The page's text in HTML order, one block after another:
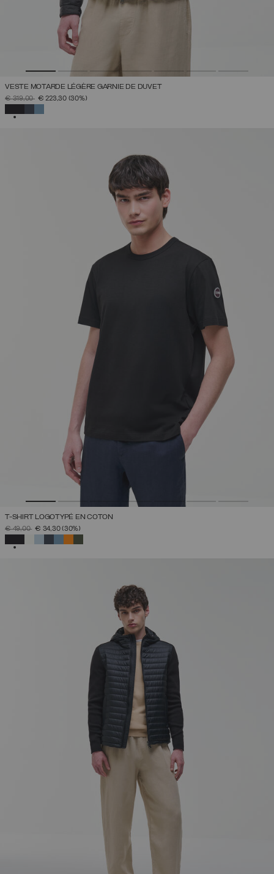
VESTE MOTARDE LÉGÈRE GARNIE DE DUVET
PRIX RÉDUIT DE
€ 319,00À€ 223,30 (30%)
T-SHIRT LOGOTYPÉ EN COTON
PRIX RÉDUIT DE
€ 49,00À€ 34,30(30%)